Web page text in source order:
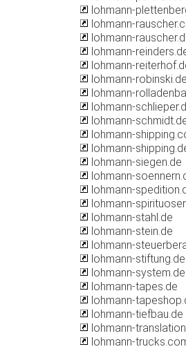
lohmann-
lohmann-
lohmann-
lohmann-
lohmann-
lohmann-robinski.de
lohmann-
lohmann-
lohmann-
lohmann-
lohmann-
lohmann-siegen.de
lohmann-
lohmann-
lohmann-
lohmann-stahl.de
lohmann-stein.de
lohmann-
lohmann-stiftung.de
lohmann-system.de
lohmann-tapes.de
lohmann-
lohmann-tiefbau.de
lohmann-
lohmann-